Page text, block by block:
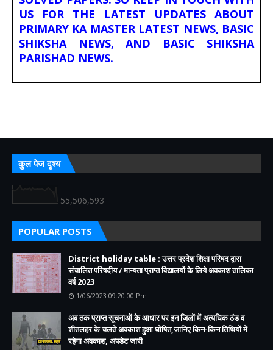
US FOR THE LATEST UPDATES ABOUT
PRIMARY KA MASTER LATEST NEWS, BASIC
SHIKSHA NEWS, AND BASIC SHIKSHA
PARISHAD NEWS.
कुल पेज दृश्य
55,506,593
POPULAR POSTS
District holiday table : उत्तर प्रदेश शिक्षा परिषद द्वारा
संचालित परिषदीय / मान्यता प्राप्त विद्यालयों के लिये अवकाश तालिका
वर्ष 2023
1/06/2023 09:20:00 Pm
अब तक प्राप्त सूचनाओं के आधार पर इन जिलों में अत्यधिक ठंड व
शीतलहर के चलते अवकाश हुआ घोषित,जानिए किन-किन तिथियों में
रहेगा अवकाश, अपडेट जारी